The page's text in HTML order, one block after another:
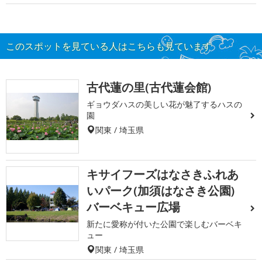
このスポットを見ている人はこちらも見ています
古代蓮の里(古代蓮会館)
ギョウダハスの美しい花が魅了するハスの
園
関東 / 埼玉県
キサイフーズはなさきふれあ
いパーク(加須はなさき公園)
バーベキュー広場
新たに愛称が付いた公園で楽しむバーベキ
ュー
関東 / 埼玉県